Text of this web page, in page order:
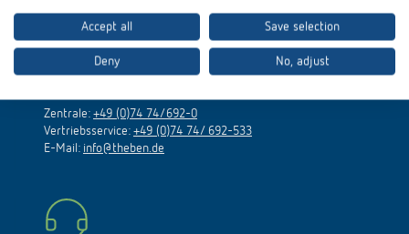
Theben AG
Hohenbergstraße 32
72401 Haigerloch
Zentrale: +49 (0)74 74/692-0
Vertriebsservice: +49 (0)74 74/ 692-533
E-Mail: info@theben.de
Accept all Save selection
Deny No, adjust